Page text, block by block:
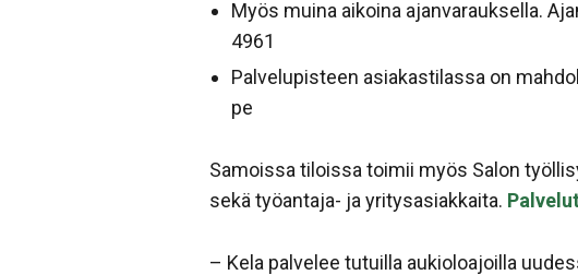
Myös muina aikoina ajanvarauksella.
4961
Palvelupisteen asiakastilassa on
pe
Samoissa tiloissa toimii myös Salon
sekä työantaja- ja yritysasiakkaita.
– Kela palvelee tutuilla aukioloajoilla